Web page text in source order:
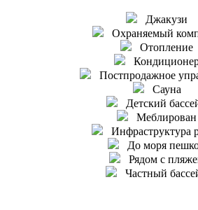
Джакузи
Охраняемый
Отопление
Постпродажное
Сауна
Детский
Меблирован
Инфраструктура
До моря
Рядом с
Частный